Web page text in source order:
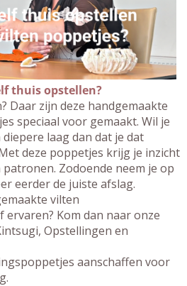
thuis opstellen?
Daar zijn deze handgemaakte
speciaal voor gemaakt. Wil je
laag dan dat je dat
deze poppetjes krijg je inzicht
Zodoende neem je op
eerder de juiste afslag.
vilten
Kom dan naar onze
Opstellingen en
aanschaffen voor